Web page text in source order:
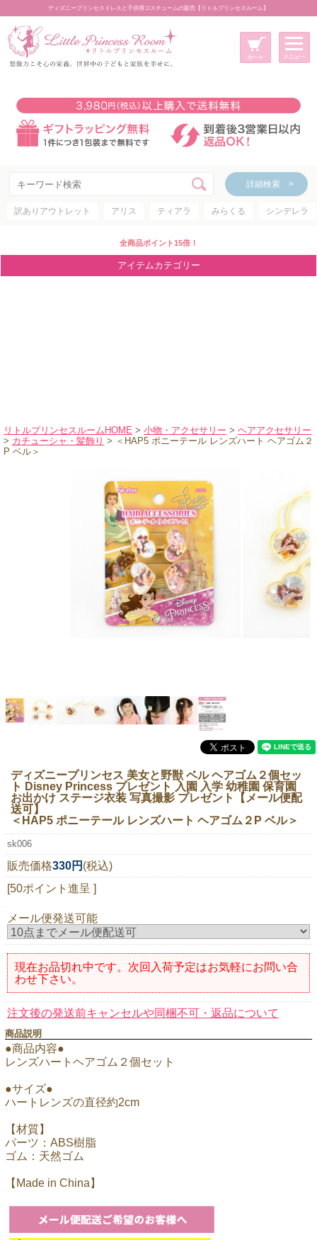
ディズニープリンセスドレスと子供用コスチュームの販売【リトルプリンセスルーム】
詳細検索 >
訳ありアウトレット アリス ティアラ みらくる シンデレラ
全商品ポイント15倍！
アイテムカテゴリー
リトルプリンセスルームHOME > 小物・アクセサリー > ヘアアクセサリー
> カチューシャ・髪飾り > ＜HAP5 ポニーテール レンズハート ヘアゴム２
P ベル＞
ディズニープリンセス 美女と野獣 ベル ヘアゴム２個セッ
ト Disney Princess プレゼント 入園 入学 幼稚園 保育園
お出かけ ステージ衣装 写真撮影 プレゼント【メール便配
送可】
＜HAP5 ポニーテール レンズハート ヘアゴム２P ベル＞
sk006
販売価格330円 (税込)
[50ポイント進呈 ]
メール便発送可能
現在お品切れ中です。次回入荷予定はお気軽にお問い合
わせ下さい。
注文後の発送前キャンセルや同梱不可・返品について
商品説明
●商品内容●
レンズハートヘアゴム２個セット
●サイズ●
ハートレンズの直径約2cm
【材質】
パーツ：ABS樹脂
ゴム：天然ゴム
【Made in China】
新規会員登録
マイページ
カート
詳細検索 >
アイテムカテゴリー
ディズニープリンセス
ディズニキャラクター
アウトレット
ショッピングインフォメーション
会社概要
お支払・送料
返品・交換
サイズの測り方
よくあるご質問
レビューを見る
お問い合わせ
0120-221-040